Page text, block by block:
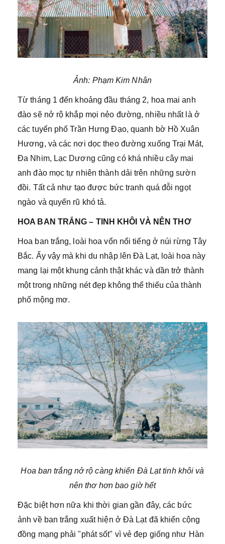
Ảnh: Phạm Kim Nhân
Từ tháng 1 đến khoảng đầu tháng 2, hoa mai anh
đào sẽ nở rộ khắp mọi nẻo đường, nhiều nhất là ở
các tuyến phố Trần Hưng Đạo, quanh bờ Hồ Xuân
Hương, và các nơi dọc theo đường xuống Trại Mát,
Đa Nhim, Lạc Dương cũng có khá nhiều cây mai
anh đào mọc tự nhiên thành dải trên những sườn
đồi. Tất cả như tạo được bức tranh quá đỗi ngọt
ngào và quyến rũ khó tả.
HOA BAN TRẮNG – TINH KHÔI VÀ NÊN THƠ
Hoa ban trắng, loài hoa vổn nổi tiếng ở núi rừng Tây
Bắc. Ấy vậy mà khi du nhập lên Đà Lạt, loài hoa này
mang lại một khung cảnh thật khác và dần trở thành
một trong những nét đẹp không thể thiếu của thành
phố mộng mơ.
Hoa ban trắng nở rộ càng khiến Đà Lạt tinh khôi và
nên thơ hơn bao giờ hết
Đặc biệt hơn nữa khi thời gian gần đây, các bức
ảnh về ban trắng xuất hiện ở Đà Lạt đã khiến cộng
đồng mạng phải "phát sốt" vì vẻ đẹp giống như Hàn